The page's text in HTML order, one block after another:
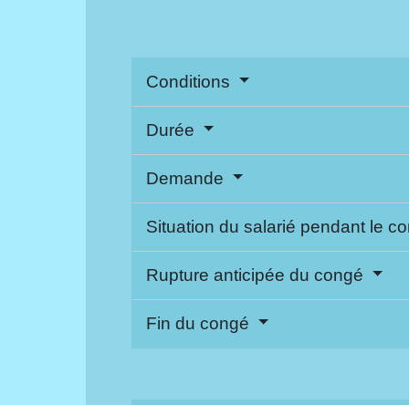
Conditions
Durée
Demande
Situation du salarié pendant le
Rupture anticipée du congé
Fin du congé